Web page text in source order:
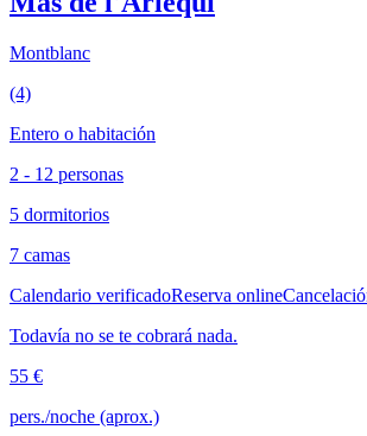
Montblanc
(4)
Entero o habitación
2 - 12 personas
5 dormitorios
7 camas
Calendario verificadoReserva online
Todavía no se te cobrará nada.
55 €
pers./noche (aprox.)